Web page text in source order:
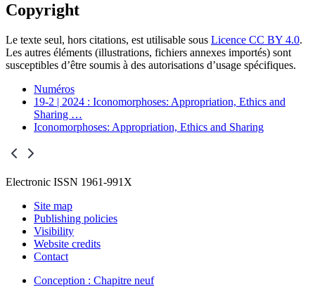
Copyright
Le texte seul, hors citations, est utilisable sous Licence CC BY 4.0.
Les autres éléments (illustrations, fichiers annexes importés) sont
susceptibles d’être soumis à des autorisations d’usage spécifiques.
Numéros
19-2 | 2024 : Iconomorphoses: Appropriation, Ethics and
Sharing …
Iconomorphoses: Appropriation, Ethics and Sharing
Electronic ISSN 1961-991X
Site map
Publishing policies
Visibility
Website credits
Contact
Conception : Chapitre neuf